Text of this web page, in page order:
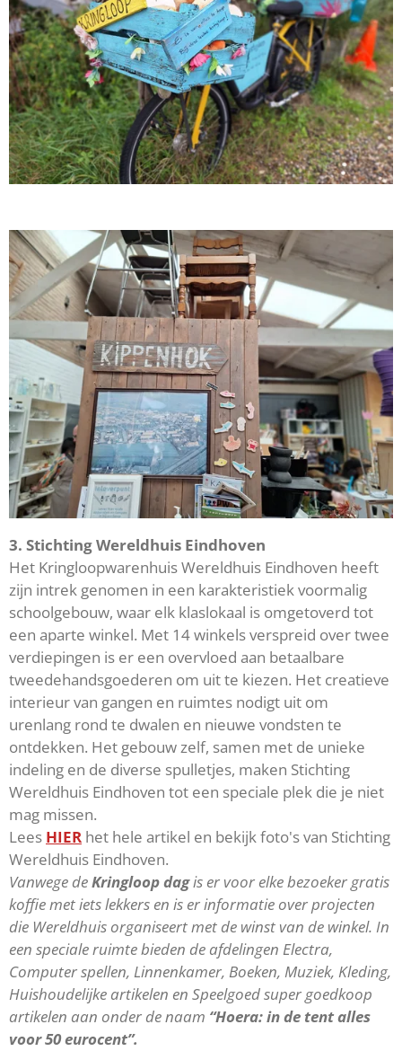
3. Stichting Wereldhuis Eindhoven
Het Kringloopwarenhuis Wereldhuis Eindhoven heeft
zijn intrek genomen in een karakteristiek voormalig
schoolgebouw, waar elk klaslokaal is omgetoverd tot
een aparte winkel. Met 14 winkels verspreid over twee
verdiepingen is er een overvloed aan betaalbare
tweedehandsgoederen om uit te kiezen. Het creatieve
interieur van gangen en ruimtes nodigt uit om
urenlang rond te dwalen en nieuwe vondsten te
ontdekken. Het gebouw zelf, samen met de unieke
indeling en de diverse spulletjes, maken Stichting
Wereldhuis Eindhoven tot een speciale plek die je niet
mag missen.
Lees HIER het hele artikel en bekijk foto's van Stichting
Wereldhuis Eindhoven.
Vanwege deKringloop dagis er voor elke bezoeker gratis
koffie met iets lekkers en is er informatie over projecten
die Wereldhuis organiseert met de winst van de winkel. In
een speciale ruimte bieden de afdelingen Electra,
Computer spellen, Linnenkamer, Boeken, Muziek, Kleding,
Huishoudelijke artikelen en Speelgoed super goedkoop
artikelen aan onder de naam “Hoera: in de tent alles
voor 50 eurocent”.